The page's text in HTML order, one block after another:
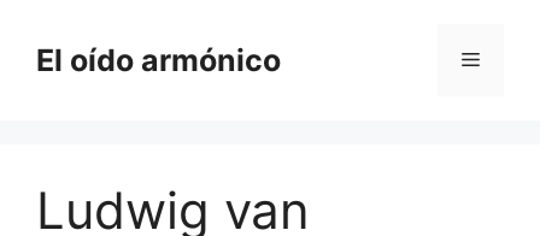
contenido
El oído armónico Menú
Ludwig van